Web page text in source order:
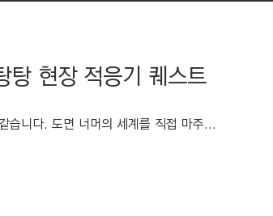
현장 적응기 퀘스트
습니다. 도면 너머의 세계를 직접 마주...